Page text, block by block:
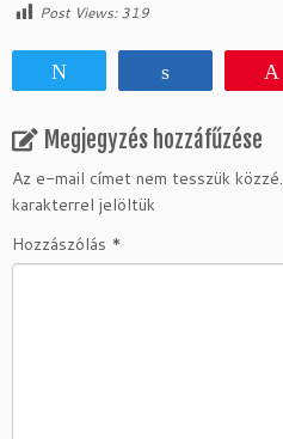
Post Views:319
Megjegyzés hozzáfűzése
Az e-mail címet nem tesszük közzé.
karakterrel jelöltük
Hozzászólás *